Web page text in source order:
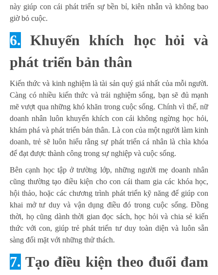
này giúp con cái phát triển sự bền bỉ, kiên nhẫn và không bao
giờ bỏ cuộc.
6. Khuyến khích học hỏi và
phát triển bản thân
Kiến thức và kinh nghiệm là tài sản quý giá nhất của mỗi người.
Càng có nhiều kiến thức và trải nghiệm sống, bạn sẽ đủ mạnh
mẽ vượt qua những khó khăn trong cuộc sống. Chính vì thế, nữ
doanh nhân luôn khuyến khích con cái không ngừng học hỏi,
khám phá và phát triển bản thân. Là con của một người làm kinh
doanh, trẻ sẽ luôn hiểu rằng sự phát triển cá nhân là chìa khóa
để đạt được thành công trong sự nghiệp và cuộc sống.
Bên cạnh học tập ở trường lớp, những người mẹ doanh nhân
cũng thường tạo điều kiện cho con cái tham gia các khóa học,
hội thảo, hoặc các chương trình phát triển kỹ năng để giúp con
khai mở tư duy và vận dụng điều đó trong cuộc sống. Đồng
thời, họ cũng dành thời gian đọc sách, học hỏi và chia sẻ kiến
thức với con, giúp trẻ phát triển tư duy toàn diện và luôn sẵn
sàng đối mặt với những thử thách.
7. Tạo điều kiện theo đuổi đam